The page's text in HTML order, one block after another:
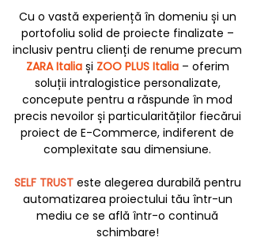
Cu o vastă experiență în domeniu și un
portofoliu solid de proiecte finalizate –
inclusiv pentru clienți de renume precum
ZARA Italiași ZOO PLUS Italia– oferim
soluții intralogistice personalizate,
concepute pentru a răspunde în mod
precis nevoilor și particularităților fiecărui
proiect de E-Commerce, indiferent de
complexitate sau dimensiune.
SELF TRUST este alegerea durabilă pentru
automatizarea proiectului tău într-un
mediu ce se află într-o continuă
schimbare!